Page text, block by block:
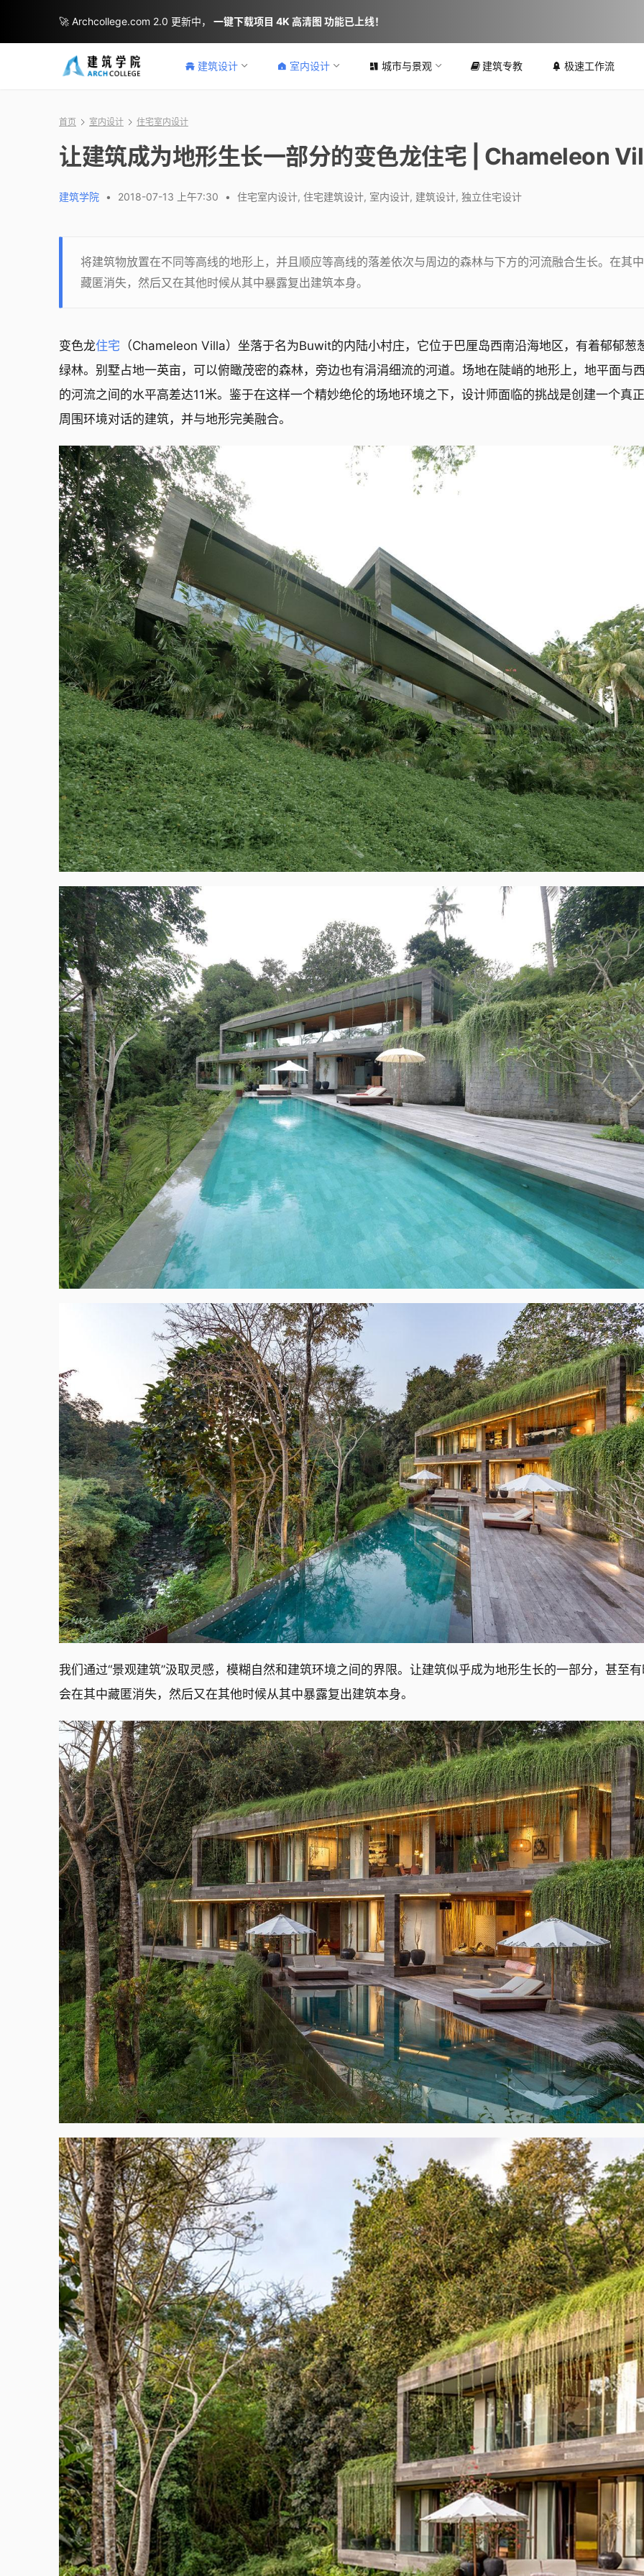
建筑设计 室内设计 城市与景观 建筑专教 极速工作流
首页 室内设计 住宅室内设计
让建筑成为地形生长一部分的变色龙住宅 | Chameleon
建筑学院 • 2018-07-13 上午7:30 • 住宅室内设计, 住宅建筑设计, 室内设计, 建筑设计, 独立住宅设计
将建筑物放置在不同等高线的地形上，并且顺应等高线的落差依次与周边的森林与下方的河流融合生长。在其中
藏匿消失，然后又在其他时候从其中暴露复出建筑本身。
变色龙住宅 （Chameleon Villa）坐落于名为Buwit的内陆小村庄，它位于巴厘岛西南沿海地区，有着郁郁葱
绿林。别墅占地一英亩，可以俯瞰茂密的森林，旁边也有涓涓细流的河道。场地在陡峭的地形上，地平面与
的河流之间的水平高差达11米。鉴于在这样一个精妙绝伦的场地环境之下，设计师面临的挑战是创建一个真
周围环境对话的建筑，并与地形完美融合。
我们通过“景观建筑”汲取灵感，模糊自然和建筑环境之间的界限。让建筑似乎成为地形生长的一部分，甚至
会在其中藏匿消失，然后又在其他时候从其中暴露复出建筑本身。
🚀 Archcollege.com 2.0 更新中， 一键下载项目 4K 高清图 功能已上线！